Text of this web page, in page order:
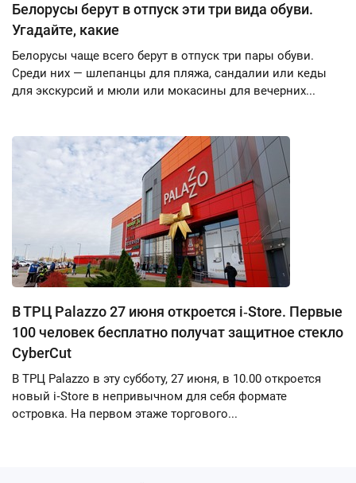
Белорусы берут в отпуск эти три вида обуви.
Угадайте, какие
Белорусы чаще всего берут в отпуск три пары обуви.
Среди них — шлепанцы для пляжа, сандалии или кеды
для экскурсий и мюли или мокасины для вечерних...
В ТРЦ Palazzo 27 июня откроется i‑Store. Первые
100 человек бесплатно получат защитное стекло
CyberCut
В ТРЦ Palazzo в эту субботу, 27 июня, в 10.00 откроется
новый i‑Store в непривычном для себя формате
островка. На первом этаже торгового...